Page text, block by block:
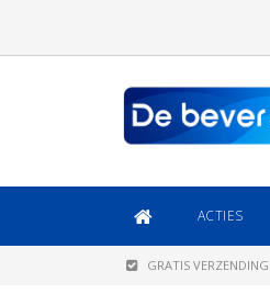
ACTIES
GRATIS